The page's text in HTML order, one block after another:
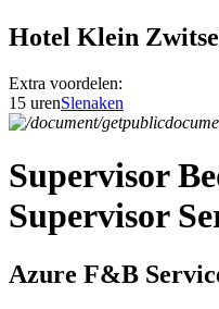
Hotel Klein
Extra voordelen:
15 urenSlenaken
Supervisor
Supervisor
Azure F&B